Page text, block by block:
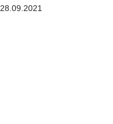
28.09.2021